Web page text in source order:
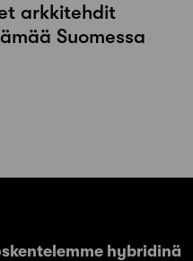
arkkitehdit
Suomessa
hybridinä